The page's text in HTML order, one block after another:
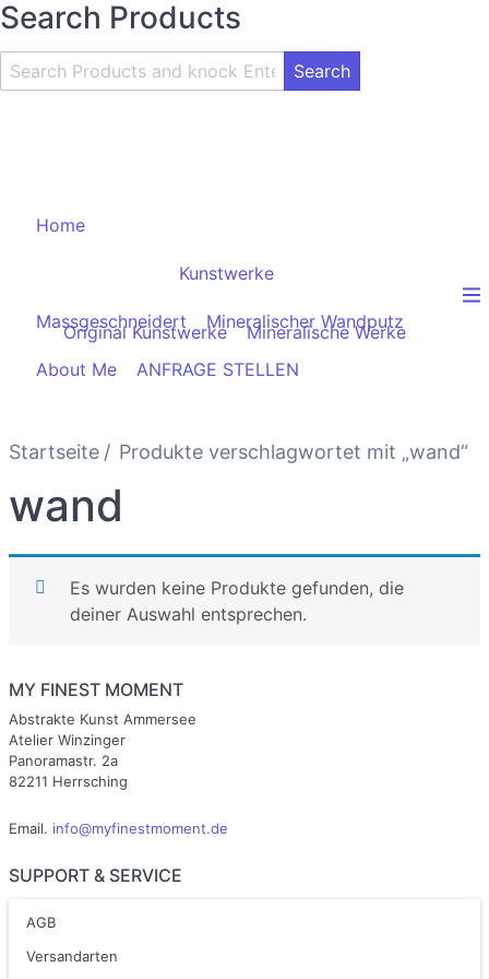
Search Products
Search
Product
Home
Kunstwerke
Original Kunstwerke Mineralische Werke
Massgeschneidert Mineralischer Wandputz
About Me ANFRAGE STELLEN
Startseite Produkte verschlagwortet mit „wand“
wand
Es wurden keine Produkte gefunden, die
deiner Auswahl entsprechen.
MY FINEST MOMENT
Abstrakte Kunst Ammersee
Atelier Winzinger
Panoramastr. 2a
82211 Herrsching
Email. info@myfinestmoment.de
SUPPORT & SERVICE
AGB
Versandarten